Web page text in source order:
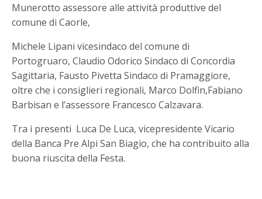
Munerotto assessore alle attività produttive del
comune di Caorle,
Michele Lipani vicesindaco del comune di
Portogruaro, Claudio Odorico Sindaco di Concordia
Sagittaria, Fausto Pivetta Sindaco di Pramaggiore,
oltre che i consiglieri regionali, Marco Dolfin,Fabiano
Barbisan e l’assessore Francesco Calzavara.
Tra i presenti Luca De Luca, vicepresidente Vicario
della Banca Pre Alpi San Biagio, che ha contribuito alla
buona riuscita della Festa.